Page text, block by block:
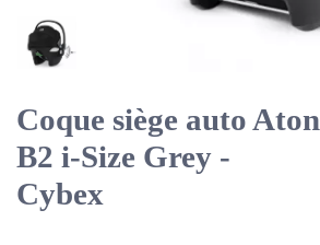
Coque siège auto Aton
B2 i-Size Grey -
Cybex